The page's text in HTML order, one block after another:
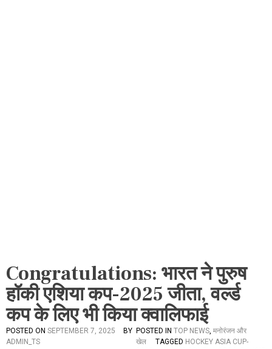
Congratulations: भारत ने पुरुष
हॉकी एशिया कप-2025 जीता, वर्ल्ड
कप के लिए भी किया क्वालिफाई
POSTED ON SEPTEMBER 7, 2025
BY
ADMIN_TS
POSTED IN TOP NEWS, मनोरंजन और
खेल
TAGGED HOCKEY ASIA CUP-